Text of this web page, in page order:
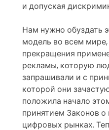
и допуская
Нам нужно обуздать
модель во всем
прекращения
рекламы, которую
запрашивали и с
которой они
положила начало
принятием Законов
цифровых рынках.